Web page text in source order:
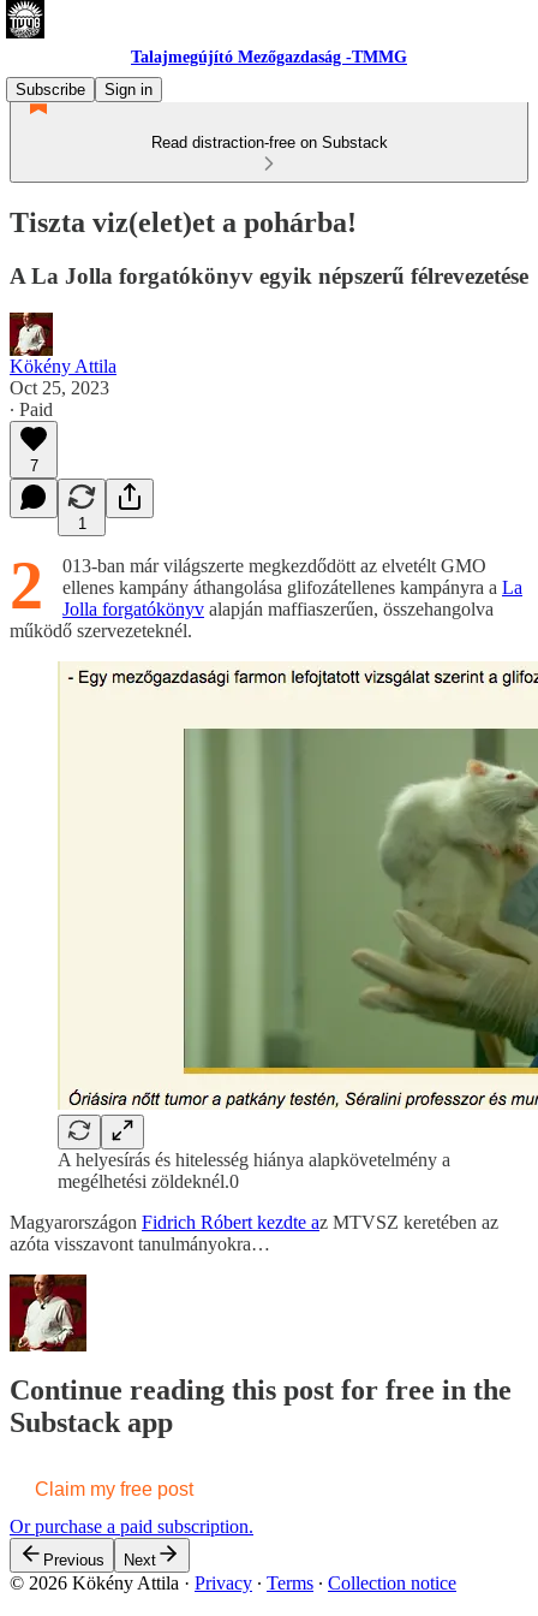
Talajmegújító Mezőgazdaság -TMMG
Subscribe
Sign in
Read distraction-free on Substack
Tiszta viz(elet)et a pohárba!
A La Jolla forgatókönyv egyik népszerű félrevezetése
Kökény Attila
Oct 25, 2023
∙ Paid
7
1
2
013-ban már világszerte megkezdődött az elvetélt GMO
ellenes kampány áthangolása glifozátellenes kampányra a La
Jolla forgatókönyv alapján maffiaszerűen, összehangolva
működő szervezeteknél.
A helyesírás és hitelesség hiánya alapkövetelmény a
megélhetési zöldeknél.0
Magyarországon Fidrich Róbert kezdte az MTVSZ keretében az
azóta visszavont tanulmányokra…
Continue reading this post for free in the
Substack app
Claim my free post
Or purchase a paid subscription.
Previous Next
© 2026 Kökény Attila · Privacy ∙ Terms ∙ Collection notice